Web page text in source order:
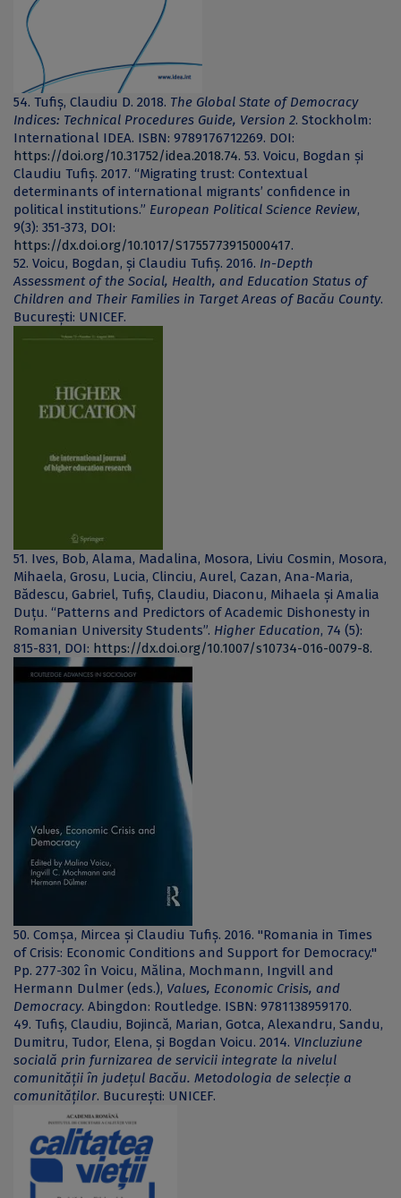
54. Tufiș, Claudiu D. 2018. The Global State of Democracy
Indices: Technical Procedures Guide, Version 2. Stockholm:
International IDEA. ISBN: 9789176712269. DOI:
https://doi.org/10.31752/idea.2018.74. 53. Voicu, Bogdan și
Claudiu Tufiș. 2017. “Migrating trust: Contextual
determinants of international migrants’ confidence in
political institutions.” European Political Science Review,
9(3): 351-373, DOI:
https://dx.doi.org/10.1017/S1755773915000417.
52. Voicu, Bogdan, și Claudiu Tufiș. 2016. In-Depth
Assessment of the Social, Health, and Education Status of
Children and Their Families in Target Areas of Bacău County.
București: UNICEF.
51. Ives, Bob, Alama, Madalina, Mosora, Liviu Cosmin, Mosora,
Mihaela, Grosu, Lucia, Clinciu, Aurel, Cazan, Ana-Maria,
Bădescu, Gabriel, Tufiș, Claudiu, Diaconu, Mihaela și Amalia
Duțu. “Patterns and Predictors of Academic Dishonesty in
Romanian University Students”. Higher Education, 74 (5):
815-831, DOI: https://dx.doi.org/10.1007/s10734-016-0079-8.
50. Comșa, Mircea și Claudiu Tufiș. 2016. "Romania in Times
of Crisis: Economic Conditions and Support for Democracy."
Pp. 277-302 în Voicu, Mălina, Mochmann, Ingvill and
Hermann Dulmer (eds.), Values, Economic Crisis, and
Democracy. Abingdon: Routledge. ISBN: 9781138959170.
49. Tufiș, Claudiu, Bojincă, Marian, Gotca, Alexandru, Sandu,
Dumitru, Tudor, Elena, și Bogdan Voicu. 2014. VIncluziune
socială prin furnizarea de servicii integrate la nivelul
comunității în județul Bacău. Metodologia de selecție a
comunităților. București: UNICEF.